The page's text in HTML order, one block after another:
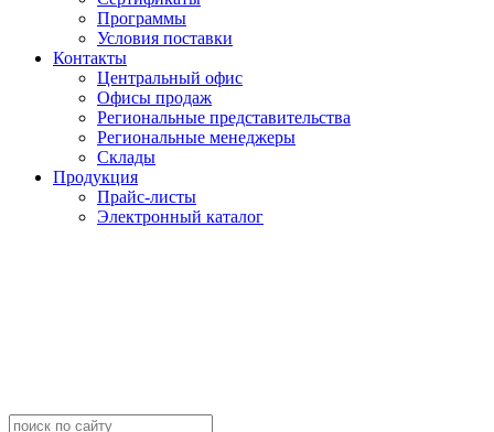
Программы
Условия поставки
Контакты
Центральный офис
Офисы продаж
Региональные представительства
Региональные менеджеры
Склады
Продукция
Прайс-листы
Электронный каталог